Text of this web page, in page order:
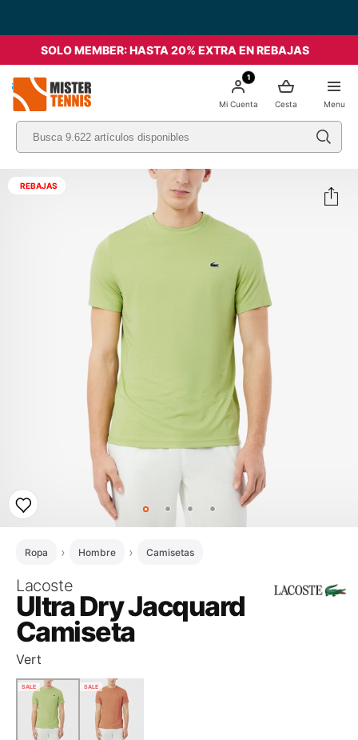
SOLO MEMBER: HASTA 20% EXTRA EN REBAJAS
Menu
Cesta
1
Mi Cuenta
REBAJAS
Ropa Hombre Camisetas
Lacoste
Ultra Dry Jacquard
Camiseta
Vert
SALE SALE